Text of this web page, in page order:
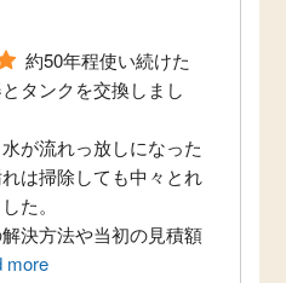
約50年程使い続けた
タンクを交換しまし
が流れっ放しになった
は掃除しても中々とれ
た。
決方法や当初の見積額
more